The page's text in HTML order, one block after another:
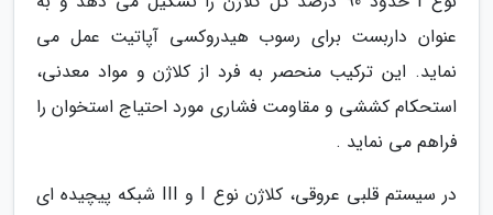
عنوان داربست برای رسوب هیدروکسی آپاتیت عمل می
نماید. این ترکیب منحصر به فرد از کلاژن و مواد معدنی،
استحکام کششی و مقاومت فشاری مورد احتیاج استخوان را
فراهم می نماید .
در سیستم قلبی عروقی، کلاژن نوع I و III شبکه پیچیده ای